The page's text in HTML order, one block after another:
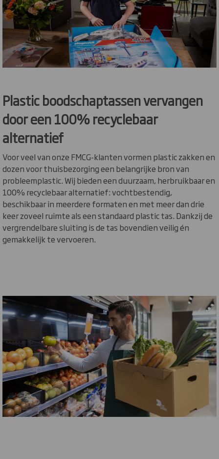
Plastic boodschaptassen vervangen
door een 100% recyclebaar
alternatief
Voor veel van onze FMCG-klanten vormen plastic zakken en
dozen voor thuisbezorging een belangrijke bron van
probleemplastic. Wij bieden een duurzaam, herbruikbaar en
100% recyclebaar alternatief: vochtbestendig,
beschikbaar in meerdere formaten en met meer dan drie
keer zoveel ruimte als een standaard plastic tas. Dankzij de
vergrendelbare sluiting is de tas bovendien veilig én
gemakkelijk te vervoeren.